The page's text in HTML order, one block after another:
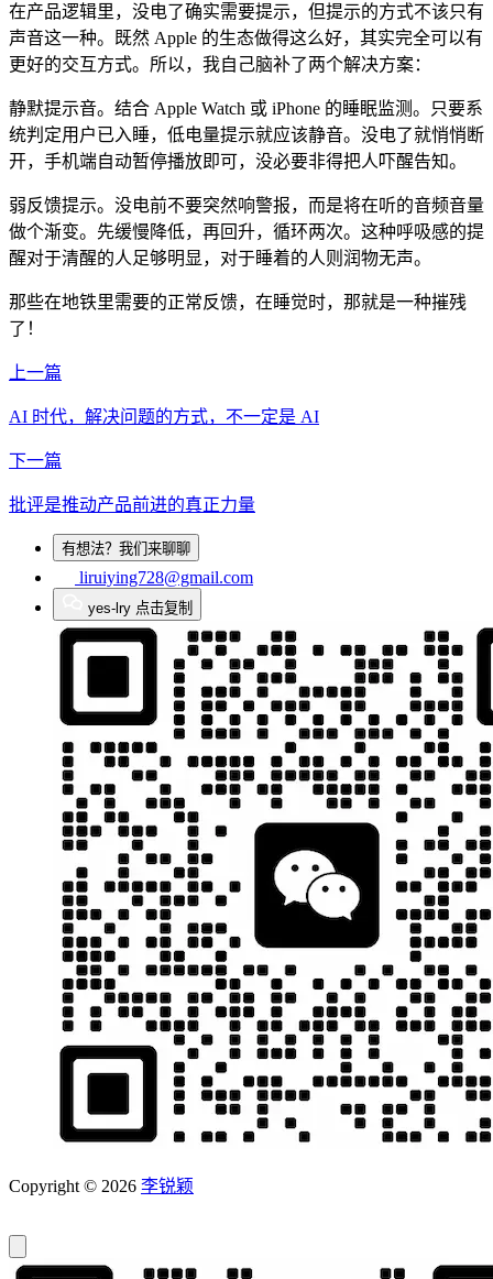
在产品逻辑里，没电了确实需要提示，但提示的方式不该只有
声音这一种。既然 Apple 的生态做得这么好，其实完全可以有
更好的交互方式。所以，我自己脑补了两个解决方案：
静默提示音。结合 Apple Watch 或 iPhone 的睡眠监测。只要系
统判定用户已入睡，低电量提示就应该静音。没电了就悄悄断
开，手机端自动暂停播放即可，没必要非得把人吓醒告知。
弱反馈提示。没电前不要突然响警报，而是将在听的音频音量
做个渐变。先缓慢降低，再回升，循环两次。这种呼吸感的提
醒对于清醒的人足够明显，对于睡着的人则润物无声。
那些在地铁里需要的正常反馈，在睡觉时，那就是一种摧残
了！
上一篇
AI 时代，解决问题的方式，不一定是 AI
下一篇
批评是推动产品前进的真正力量
有想法？我们来聊聊
liruiying728@gmail.com
yes-lry 点击复制
Copyright © 2026 李锐颖